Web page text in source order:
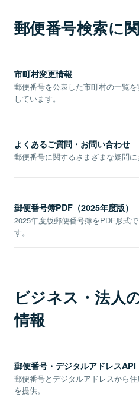
郵便番号検索に
市町村変更情報
郵便番号を公表した市町村の一覧
しています。
よくあるご質問・お問い合わせ
郵便番号に関するさまざまな疑問に
郵便番号簿PDF（2025年度版）
2025年度版郵便番号簿をPDF形式
す。
ビジネス・法人
情報
郵便番号・デジタルアドレスAPI
郵便番号とデジタルアドレスから
を提供。